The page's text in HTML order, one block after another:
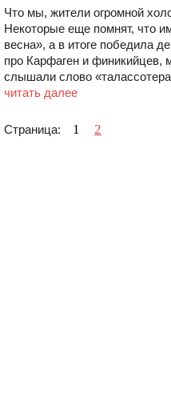
Что мы, жители огромной
Некоторые еще помнят, что
весна», а в итоге победила
про Карфаген и финикийцев,
слышали слово
читать далее
Страница: 1 2